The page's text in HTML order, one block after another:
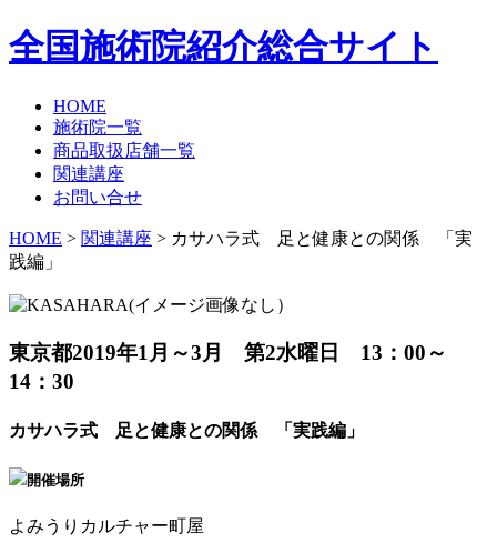
全国施術院紹介総合サイト
HOME
施術院一覧
商品取扱店舗一覧
関連講座
お問い合せ
HOME > 関連講座 > カサハラ式 足と健康との関係 「実
践編」
東京都2019年1月～3月 第2水曜日 13：00～
14：30
カサハラ式 足と健康との関係 「実践編」
開催場所
よみうりカルチャー町屋